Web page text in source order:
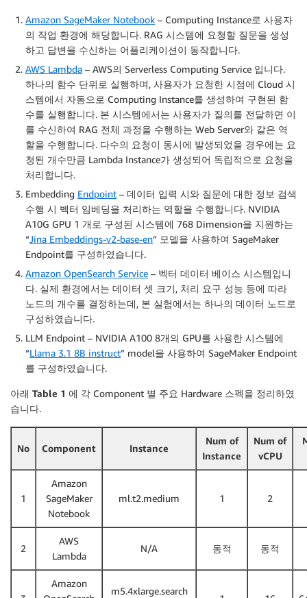
Amazon SageMaker Notebook – Computing Instance로 사용자
의 작업 환경에 해당합니다. RAG 시스템에 요청할 질문을 생성
하고 답변을 수신하는 어플리케이션이 동작합니다.
AWS Lambda – AWS의 Serverless Computing Service 입니다.
하나의 함수 단위로 실행하며, 사용자가 요청한 시점에 Cloud 시
스템에서 자동으로 Computing Instance를 생성하여 구현된 함
수를 실행합니다. 본 시스템에서는 사용자가 질의를 전달하면 이
를 수신하여 RAG 전체 과정을 수행하는 Web Server와 같은 역
할을 수행합니다. 다수의 요청이 동시에 발생되었을 경우에는 요
청된 개수만큼 Lambda Instance가 생성되어 독립적으로 요청을
처리합니다.
Embedding Endpoint – 데이터 입력 시와 질문에 대한 정보 검색
수행 시 벡터 임베딩을 처리하는 역할을 수행합니다. NVIDIA
A10G GPU 1 개로 구성된 시스템에 768 Dimension을 지원하는
“Jina Embeddings-v2-base-en” 모델을 사용하여 SageMaker
Endpoint를 구성하였습니다.
Amazon OpenSearch Service – 벡터 데이터 베이스 시스템입니
다. 실제 환경에서는 데이터 셋 크기, 처리 요구 성능 등에 따라
노드의 개수를 결정하는데, 본 실험에서는 하나의 데이터 노드로
구성하였습니다.
LLM Endpoint – NVIDIA A100 8개의 GPU를 사용한 시스템에
“Llama 3.1 8B instruct” model을 사용하여 SageMaker Endpoint
를 구성하였습니다.
아래 Table 1 에 각 Component 별 주요 Hardware 스펙을 정리하였
습니다.
No Component Instance
Num of
Instance
Num of
vCPU
1
Amazon
SageMaker
Notebook
ml.t2.medium 1 2
2
AWS
Lambda
N/A 동적 동적
Amazon
m5.4xlarge.search